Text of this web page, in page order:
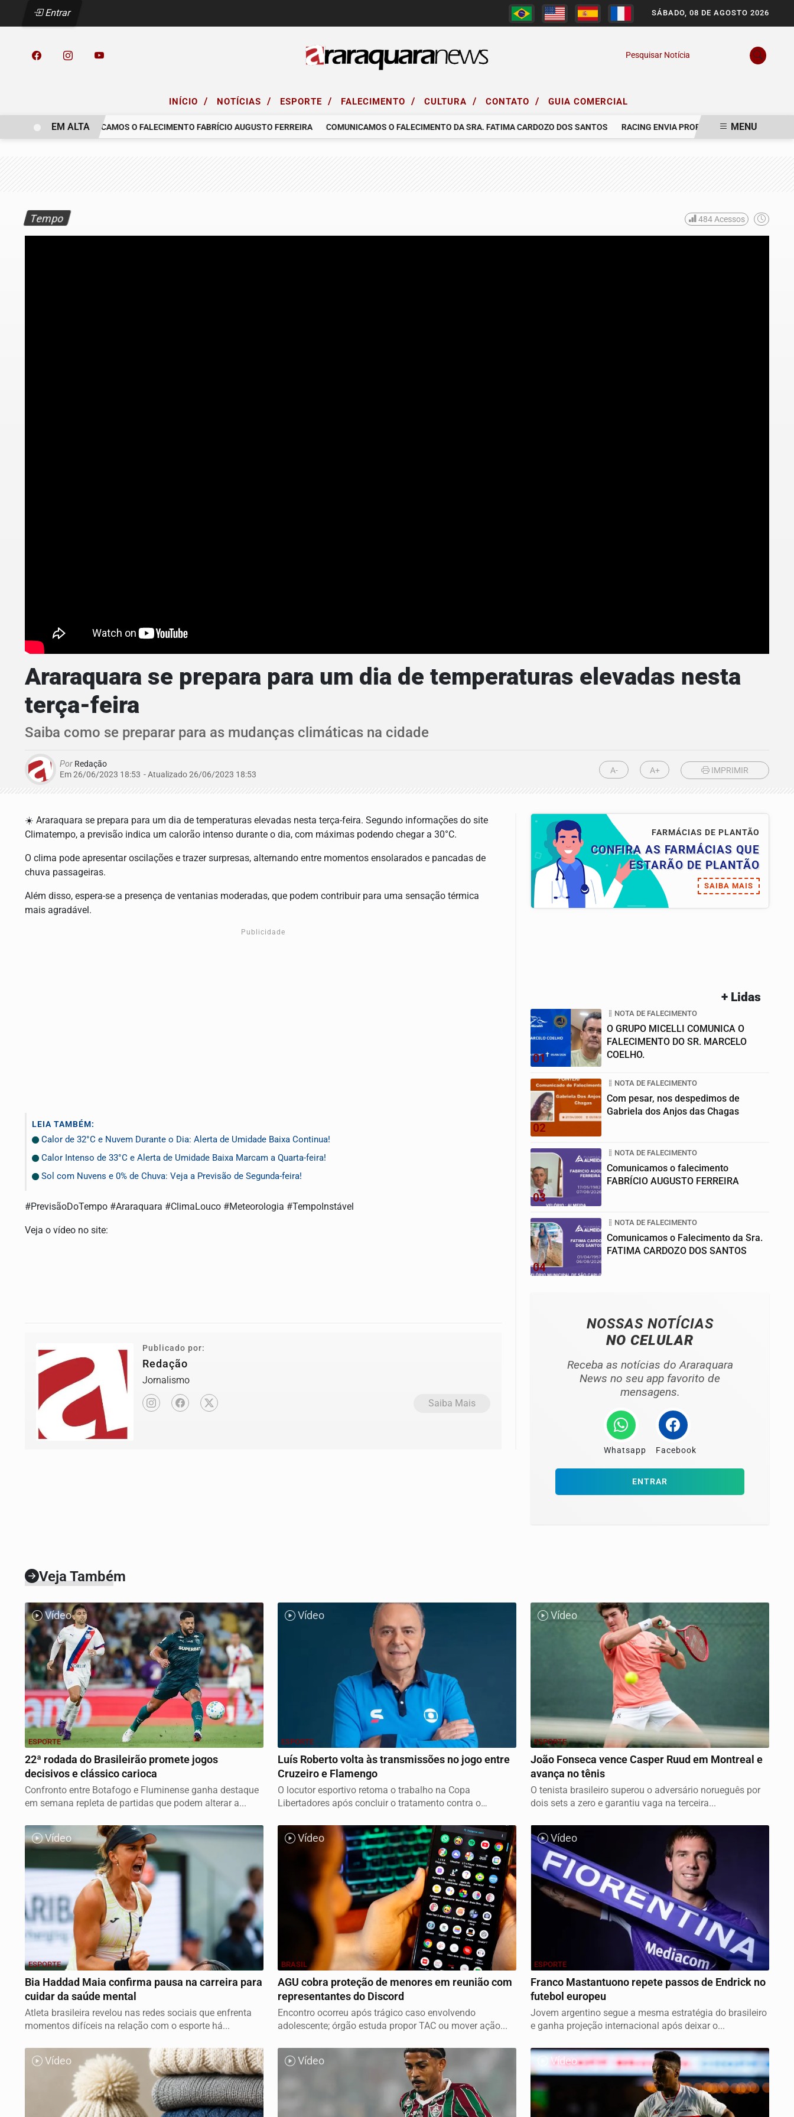
Entrar SÁBADO, 08 DE AGOSTO 2026
Pesquisar Notícia
INÍCIO / NOTÍCIAS / ESPORTE / FALECIMENTO / CULTURA / CONTATO / GUIA COMERCIAL
COELHO. COMUNICAMOS O FALECIMENTO FABRÍCIO AUGUSTO FERREIRA COMUNICAMOS O FALECIMENTO DA SRA. FATIMA CARDOZO DOS SANTOS RACING ENVIA PROPOSTA AO GRÊMIO PARA
EM ALTA MENU
Tempo 484Acessos
Araraquara se prepara para um dia de temperaturas elevadas nesta
terça-feira
Saiba como se preparar para as mudanças climáticas na cidade
Por Redação
Em 26/06/2023 18:53 - Atualizado26/06/2023 18:53 A- A+ IMPRIMIR
☀️ Araraquara se prepara para um dia de temperaturas elevadas nesta terça-feira. Segundo informações do site
Climatempo, a previsão indica um calorão intenso durante o dia, com máximas podendo chegar a 30°C.
O clima pode apresentar oscilações e trazer surpresas, alternando entre momentos ensolarados e pancadas de
chuva passageiras.
Além disso, espera-se a presença de ventanias moderadas, que podem contribuir para uma sensação térmica
mais agradável.
Publicidade
LEIA TAMBÉM:
Calor de 32°C e Nuvem Durante o Dia: Alerta de Umidade Baixa Continua!
Calor Intenso de 33°C e Alerta de Umidade Baixa Marcam a Quarta-feira!
Sol com Nuvens e 0% de Chuva: Veja a Previsão de Segunda-feira!
#PrevisãoDoTempo #Araraquara #ClimaLouco #Meteorologia #TempoInstável
Veja o vídeo no site:
Publicado por:
Redação
Jornalismo
Saiba Mais
FARMÁCIAS DE PLANTÃO
CONFIRA AS FARMÁCIAS QUE
ESTARÃO DE PLANTÃO
SAIBA MAIS
+ Lidas
01
NOTA DE FALECIMENTO
O GRUPO MICELLI COMUNICA O
FALECIMENTO DO SR. MARCELO
COELHO.
02
NOTA DE FALECIMENTO
Com pesar, nos despedimos de
Gabriela dos Anjos das Chagas
03
NOTA DE FALECIMENTO
Comunicamos o falecimento
FABRÍCIO AUGUSTO FERREIRA
04
NOTA DE FALECIMENTO
Comunicamos o Falecimento da Sra.
FATIMA CARDOZO DOS SANTOS
NOSSAS NOTÍCIAS
NO CELULAR
Receba as notícias do Araraquara
News no seu app favorito de
mensagens.
Whatsapp Facebook
ENTRAR
Veja Também
Vídeo
ESPORTE
22ª rodada do Brasileirão promete jogos
decisivos e clássico carioca
Confronto entre Botafogo e Fluminense ganha destaque
em semana repleta de partidas que podem alterar a...
Vídeo
ESPORTE
Luís Roberto volta às transmissões no jogo entre
Cruzeiro e Flamengo
O locutor esportivo retoma o trabalho na Copa
Libertadores após concluir o tratamento contra o
Vídeo
ESPORTE
João Fonseca vence Casper Ruud em Montreal e
avança no tênis
O tenista brasileiro superou o adversário norueguês por
dois sets a zero e garantiu vaga na terceira...
Vídeo
ESPORTE
Bia Haddad Maia confirma pausa na carreira para
cuidar da saúde mental
Atleta brasileira revelou nas redes sociais que enfrenta
momentos difíceis na relação com o esporte há...
Vídeo
BRASIL
AGU cobra proteção de menores em reunião com
representantes do Discord
Encontro ocorreu após trágico caso envolvendo
adolescente; órgão estuda propor TAC ou mover ação...
Vídeo
ESPORTE
Franco Mastantuono repete passos de Endrick no
futebol europeu
Jovem argentino segue a mesma estratégia do brasileiro
e ganha projeção internacional após deixar o...
Vídeo Vídeo Vídeo